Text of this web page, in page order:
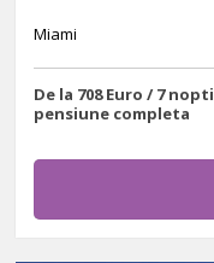
Miami
De la 708 Euro / 7
pensiune completa